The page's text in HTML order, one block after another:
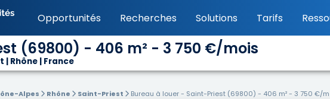
Opportunités Recherches Solutions Tarifs
(69800) - 406 m² - 3 750 €/mois
Rhône | France
Alpes Rhône Saint-Priest Bureau à louer - Saint-Priest (69800) - 406 m² - 3 750 €/